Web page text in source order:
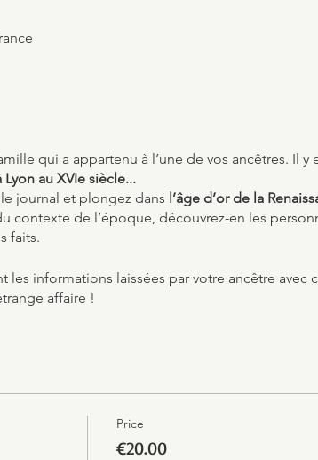
qui a appartenu à l’une de vos ancêtres. Il y
au XVIe siècle...
journal et plongez dans l’âge d’or de la
contexte de l’époque, découvrez-en les
faits.
les informations laissées par votre ancêtre avec
affaire !
Price
€20.00